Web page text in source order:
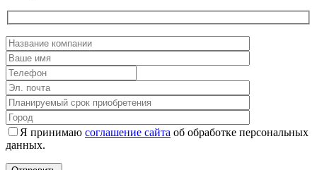
Я принимаю соглашение сайта об обработке персональных
данных.